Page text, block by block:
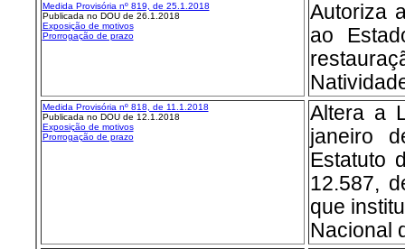
Medida Provisória nº 819, de 25.1.2018
Publicada no DOU de 26.1.2018
Exposição de motivos
Prorrogação de prazo
Autoriza
ao
Medida Provisória nº 818, de 11.1.2018
Publicada no DOU de 12.1.2018
Exposição de motivos
Prorrogação de prazo
Altera a
janeiro
Estatuto
12.587,
que
Nacional